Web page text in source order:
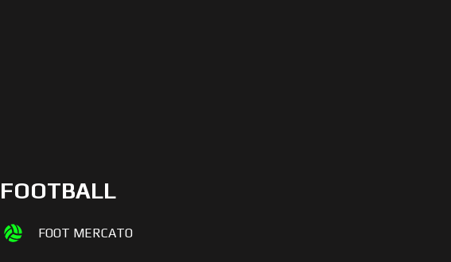
FOOTBALL
FOOT MERCATO